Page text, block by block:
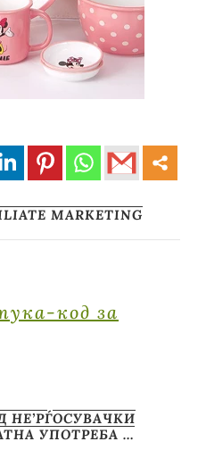
MARKETING
код за
НЕ’РЃОСУВАЧКИ
УПОТРЕБА …